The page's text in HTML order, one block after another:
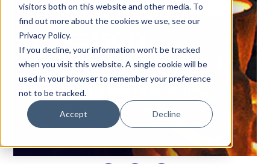
visitors both on this website and other media. To
find out more about the cookies we use, see our
Privacy Policy.
If you decline, your information won’t be tracked
when you visit this website. A single cookie will be
used in your browser to remember your preference
not to be tracked.
Accept Decline
THERCAST® PER IL
PROCESSO DI
MICROFUSIONE
Il software THERCAST® permette di
simulare i processi di fonderia come la
microfusione.